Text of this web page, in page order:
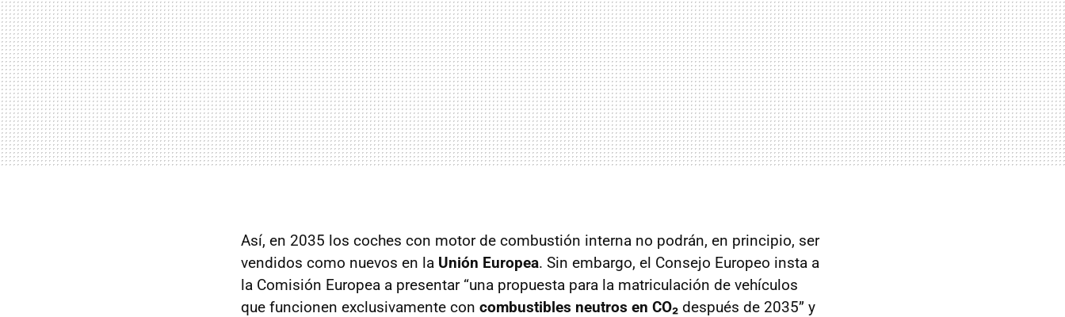
Así, en 2035 los coches con motor de combustión interna no podrán, en principio, ser
vendidos como nuevos en la Unión Europea. Sin embargo, el Consejo Europeo insta a
la Comisión Europea a presentar “una propuesta para la matriculación de vehículos
que funcionen exclusivamente con combustibles neutros en CO₂ después de 2035” y